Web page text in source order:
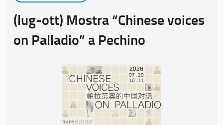
(lug-ott) Mostra “Chinese voices
on Palladio” a Pechino